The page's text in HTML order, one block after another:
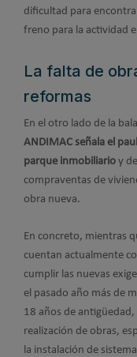
dificultad para
freno para la actividad
La falta de
reformas
En el otro lado de la
ANDIMAC señala el
parque inmobiliario y
compraventas de
obra nueva.
En concreto, mientras
cuentan actualmente
cumplir las nuevas
el pasado año más de
18 años de
realización de obras,
la instalación de